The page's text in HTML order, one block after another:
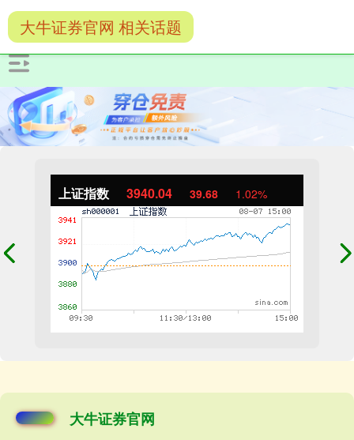
上证指数 3940.04 39.68 1.02%
大牛证券官网
大牛证券官网 相关话题